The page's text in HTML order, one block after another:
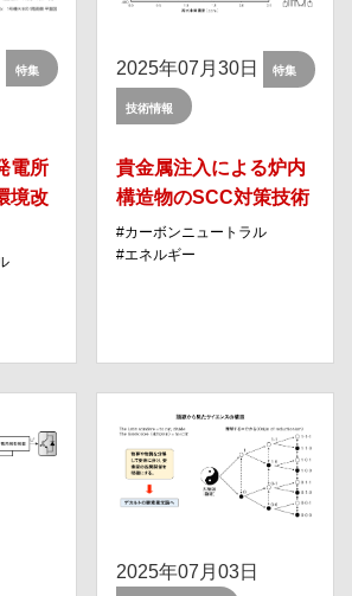
特集
電所
境改
2025年07月30日 特集
技術情報
貴金属注入による炉内
構造物のSCC対策技術
カーボンニュートラル
エネルギー
2025年07月03日